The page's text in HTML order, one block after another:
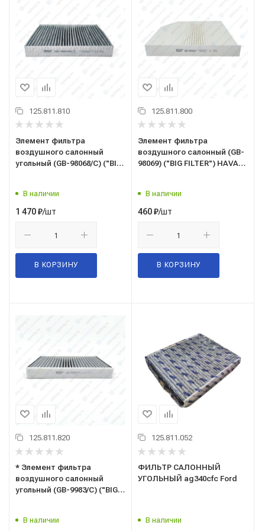
125.811.810
Элемент фильтра
воздушного салонный
угольный (GB-98068/C) ("BIG
8025530000)
В наличии
1 470₽/шт
В КОРЗИНУ
125.811.800
Элемент фильтра
воздушного салонный (GB-
98069) ("BIG FILTER") HAVAL
В наличии
460₽/шт
В КОРЗИНУ
125.811.820
* Элемент фильтра
воздушного салонный
угольный (GB-9983/C) ("BIG
KAIYI E5 (OEM 301000849AA,
В наличии
125.811.052
ФИЛЬТР САЛОННЫЙ
УГОЛЬНЫЙ ag340cfc Ford
В наличии